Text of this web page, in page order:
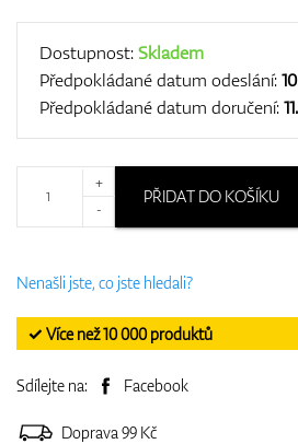
Dárkové
Dostupnost:Skladem
Předpokládané datum odeslání:
Předpokládané datum doručení:
+
-
PŘIDAT DO KOŠÍKU
Nenašli jste, co jste hledali?
✓ Více než 10 000 produktů
Sdílejte na: Facebook
Doprava 99 Kč